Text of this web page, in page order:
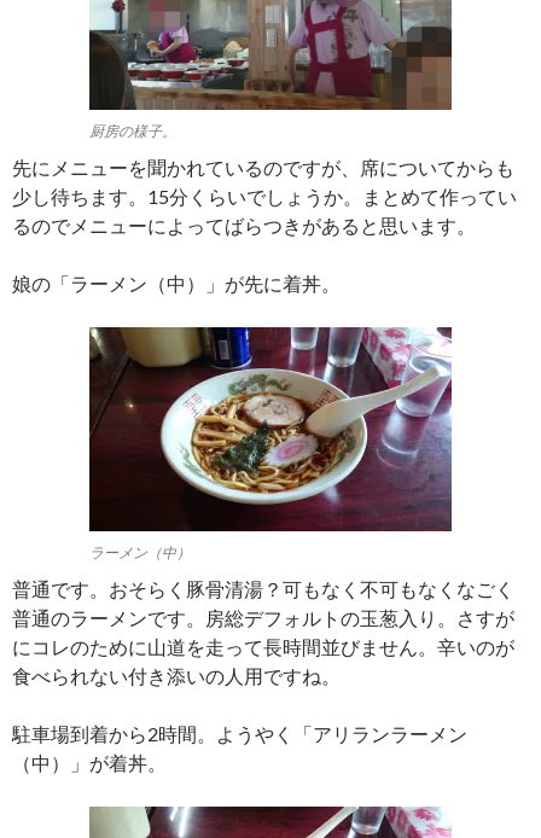
厨房の様子。
先にメニューを聞かれているのですが、席についてからも
少し待ちます。15分くらいでしょうか。まとめて作ってい
るのでメニューによってばらつきがあると思います。
娘の「ラーメン（中）」が先に着丼。
ラーメン（中）
普通です。おそらく豚骨清湯？可もなく不可もなくなごく
普通のラーメンです。房総デフォルトの玉葱入り。さすが
にコレのために山道を走って長時間並びません。辛いのが
食べられない付き添いの人用ですね。
駐車場到着から2時間。ようやく「アリランラーメン
（中）」が着丼。